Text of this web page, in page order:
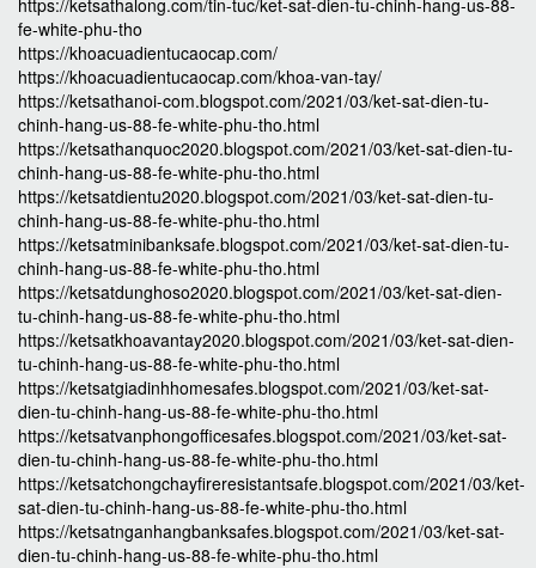
https://ketsathalong.com/tin-tuc/ket-sat-dien-tu-chinh-hang-us-88-
fe-white-phu-tho
https://khoacuadientucaocap.com/
https://khoacuadientucaocap.com/khoa-van-tay/
https://ketsathanoi-com.blogspot.com/2021/03/ket-sat-dien-tu-
chinh-hang-us-88-fe-white-phu-tho.html
https://ketsathanquoc2020.blogspot.com/2021/03/ket-sat-dien-tu-
chinh-hang-us-88-fe-white-phu-tho.html
https://ketsatdientu2020.blogspot.com/2021/03/ket-sat-dien-tu-
chinh-hang-us-88-fe-white-phu-tho.html
https://ketsatminibanksafe.blogspot.com/2021/03/ket-sat-dien-tu-
chinh-hang-us-88-fe-white-phu-tho.html
https://ketsatdunghoso2020.blogspot.com/2021/03/ket-sat-dien-
tu-chinh-hang-us-88-fe-white-phu-tho.html
https://ketsatkhoavantay2020.blogspot.com/2021/03/ket-sat-dien-
tu-chinh-hang-us-88-fe-white-phu-tho.html
https://ketsatgiadinhhomesafes.blogspot.com/2021/03/ket-sat-
dien-tu-chinh-hang-us-88-fe-white-phu-tho.html
https://ketsatvanphongofficesafes.blogspot.com/2021/03/ket-sat-
dien-tu-chinh-hang-us-88-fe-white-phu-tho.html
https://ketsatchongchayfireresistantsafe.blogspot.com/2021/03/ket-
sat-dien-tu-chinh-hang-us-88-fe-white-phu-tho.html
https://ketsatnganhangbanksafes.blogspot.com/2021/03/ket-sat-
dien-tu-chinh-hang-us-88-fe-white-phu-tho.html